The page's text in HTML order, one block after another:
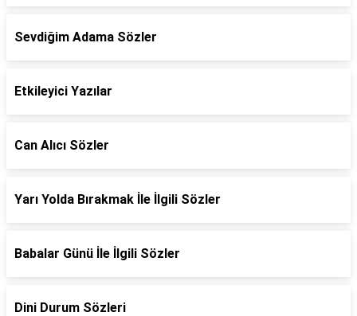
Sevdiğim Adama Sözler
Etkileyici Yazılar
Can Alıcı Sözler
Yarı Yolda Bırakmak İle İlgili Sözler
Babalar Günü İle İlgili Sözler
Dini Durum Sözleri